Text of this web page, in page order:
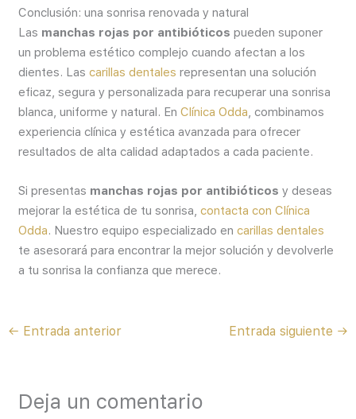
Conclusión: una sonrisa renovada y natural
Las manchas rojas por antibióticos pueden suponer
un problema estético complejo cuando afectan a los
dientes. Lascarillas dentales representan una solución
eficaz, segura y personalizada para recuperar una sonrisa
blanca, uniforme y natural. EnClínica Odda , combinamos
experiencia clínica y estética avanzada para ofrecer
resultados de alta calidad adaptados a cada paciente.
Si presentas manchas rojas por antibióticos y deseas
mejorar la estética de tu sonrisa,contacta con Clínica
Odda. Nuestro equipo especializado encarillas dentales
te asesorará para encontrar la mejor solución y devolverle
a tu sonrisa la confianza que merece.
← Entrada anterior Entrada siguiente →
Deja un comentario